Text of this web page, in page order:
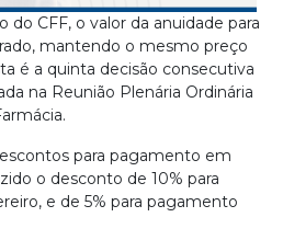
do CFF, o valor da anuidade para
mantendo o mesmo preço
é a quinta decisão consecutiva
na Reunião Plenária Ordinária
para pagamento em
o desconto de 10% para
e de 5% para pagamento